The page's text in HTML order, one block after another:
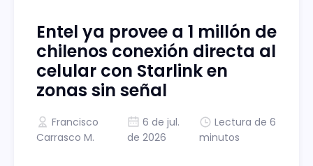
Entel ya provee a 1 millón de
chilenos conexión directa al
celular con Starlink en
zonas sin señal
Francisco
Carrasco M.
6 de jul.
de 2026
Lectura de 6
minutos